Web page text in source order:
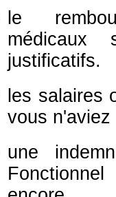
le
médicaux
justificatifs.
les salaires
vous
une